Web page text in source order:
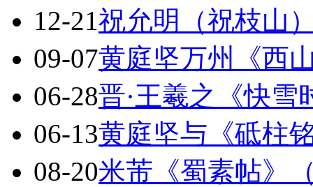
12-21祝允明（祝枝山
09-07黄庭坚万州《西
06-28晋·王羲之《快
06-13黄庭坚与《砥柱
08-20米芾《蜀素帖》